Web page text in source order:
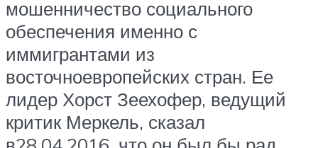
мошенничество социального
обеспечения именно с
иммигрантами из
восточноевропейских стран. Ее
лидер Хорст Зеехофер, ведущий
критик Меркель, сказал